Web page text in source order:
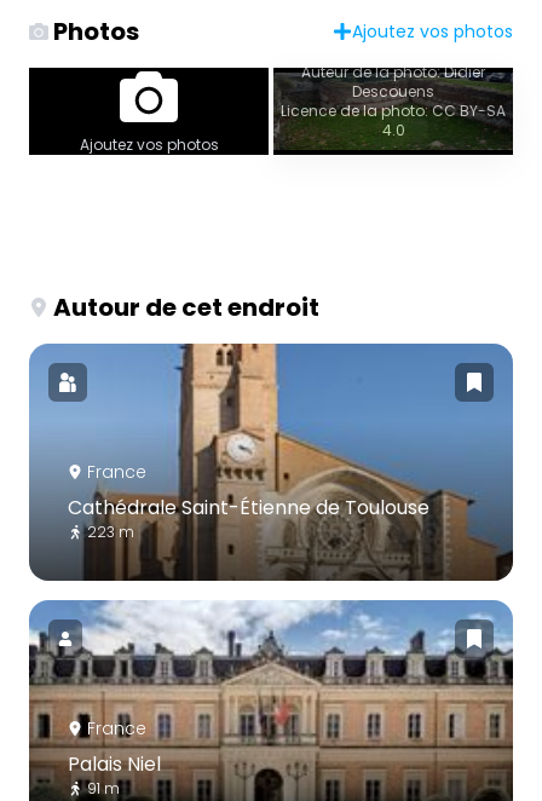
Photos Ajoutez vos photos
Ajoutez vos photos
Auteur de la photo: Didier
Descouens
Licence de la photo: CC BY-SA
4.0
Autour de cet endroit
France
Cathédrale Saint-Étienne de Toulouse
223 m
France
Palais Niel
91 m